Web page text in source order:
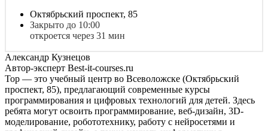
Октябрьский проспект, 85
Закрыто до 10:00
откроется через 31 мин
Александр Кузнецов
Автор-эксперт Best-it-courses.ru
Top — это учебный центр во Всеволожске (Октябрьский
проспект, 85), предлагающий современные курсы
программирования и цифровых технологий для детей. Здесь
ребята могут освоить программирование, веб-дизайн, 3D-
моделирование, робототехнику, работу с нейросетями и